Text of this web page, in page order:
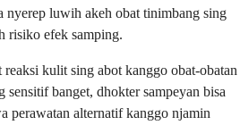
nyerep luwih akeh obat tinimbang sing
risiko efek samping.
kulit sing abot kanggo obat-obatan
banget, dhokter sampeyan bisa
perawatan alternatif kanggo njamin